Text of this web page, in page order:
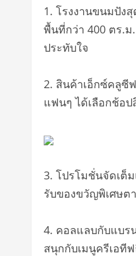
1. โรงงานขนมปัง
พื้นที่กว่า 400 ตร.ม
ประทับใจ
2. สินค้าเอ็กซ์คลูซี
แฟนๆ ได้เลือกช้อป
3. โปรโมชั่นจัดเต็
รับของขวัญพิเศษต
4. คอลแลบกับแบร
สนุกกับเมนูครีเอที